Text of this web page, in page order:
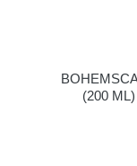
(200